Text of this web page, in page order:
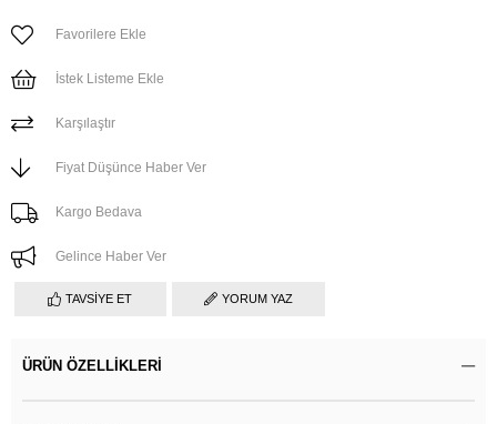
Favorilere Ekle
İstek Listeme Ekle
Karşılaştır
Fiyat Düşünce Haber Ver
Kargo Bedava
Gelince Haber Ver
TAVSIYE ET YORUM YAZ
ÜRÜN ÖZELLIKLERI